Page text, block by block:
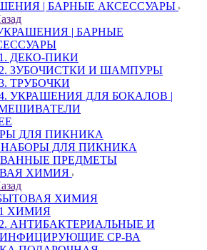
| БАРНЫЕ АКСЕССУАРЫ
| БАРНЫЕ
ДЕКО-ПИКИ
ЗУБОЧИСТКИ И ШАМПУРЫ
ТРУБОЧКИ
УКРАШЕНИЯ ДЛЯ БОКАЛОВ |
ДЛЯ ПИКНИКА
НАБОРЫ ДЛЯ ПИКНИКА
ПРЕДМЕТЫ
ХИМИЯ
ХИМИЯ
ХИМИЯ
АНТИБАКТЕРИАЛЬНЫЕ И
СР-ВА